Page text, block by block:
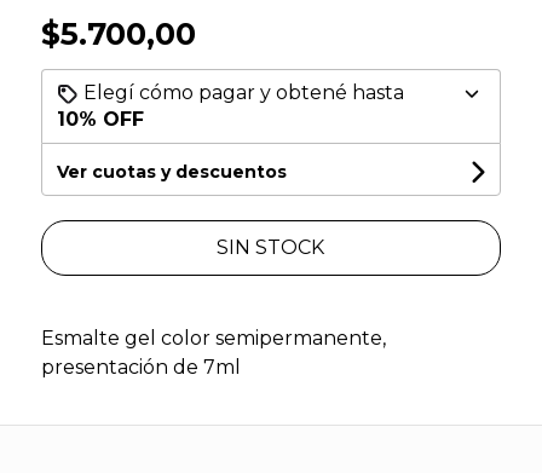
$5.700,00
Elegí cómo pagar y obtené hasta
10% OFF
Ver cuotas y descuentos
SIN STOCK
Esmalte gel color semipermanente,
presentación de 7ml